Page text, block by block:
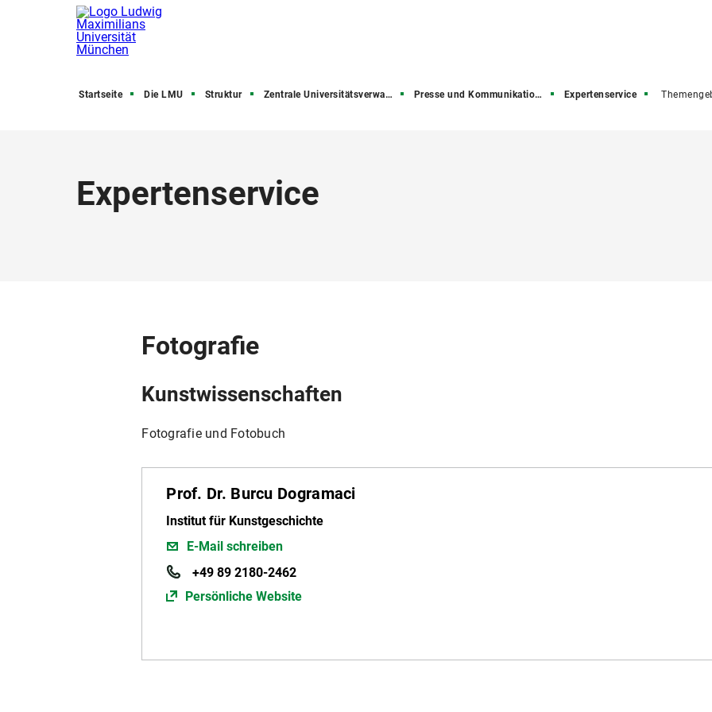
Startseite Die LMU Struktur Zentrale Universitätsverwaltung Presse und Kommunikation (PuK) Expertenservice
Expertenservice
Fotografie
Kunstwissenschaften
Fotografie und Fotobuch
Prof. Dr. Burcu Dogramaci
Institut für Kunstgeschichte
E-Mail schreiben
+49 89 2180-2462
Persönliche Website